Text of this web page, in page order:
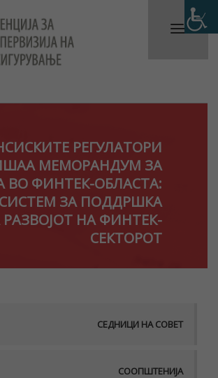
РЕГУЛАТОРИ
МЕМОРАНДУМ ЗА
ВО ФИНТЕК-ОБЛАСТА:
ЗА ПОДДРШКА
РАЗВОЈОТ НА ФИНТЕК-
СЕКТОРОТ
СЕДНИЦИ НА СОВЕТ
СООПШТЕНИЈА